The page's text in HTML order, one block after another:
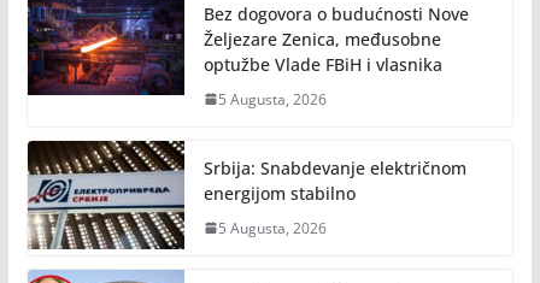
Bez dogovora o budućnosti Nove
Željezare Zenica, međusobne
optužbe Vlade FBiH i vlasnika
5 Augusta, 2026
Srbija: Snabdevanje električnom
energijom stabilno
5 Augusta, 2026